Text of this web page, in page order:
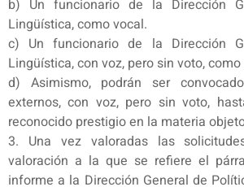
b) Un funcionario de la Dirección
Lingüística, como vocal.
c) Un funcionario de la Dirección
Lingüística, con voz, pero sin voto,
d) Asimismo, podrán ser
externos, con voz, pero sin voto,
reconocido prestigio en la materia
3. Una vez valoradas las
valoración a la que se refiere el
informe a la Dirección General de